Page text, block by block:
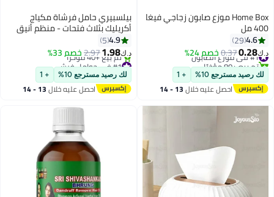
Home Box موزع صابون زجاجي فيغا
400 مل
4.6
29
د.ك‏0.28
0.37خصم 24% #1 في موزع الصابون
تم بيع +80 مؤخرًا
#1 في موزع الصابون
لك رصيد مسترجع 10% + 1
احصل عليه خلال 13 - 14
بيلسبيري حامل فرشاة مكياج
أكريليك بثلاث فتحات - منظم أنيق
للزينة والحمام وطاولة المكتب
4.9
5
د.ك‏1.98
2.97خصم 33%
#1 في حوامل فرش
بتخلّص بسرعة
تم بيع +40 مؤخرًا
#1 في حوامل فرش
لك رصيد مسترجع 10% + 1
احصل عليه خلال 13 - 14